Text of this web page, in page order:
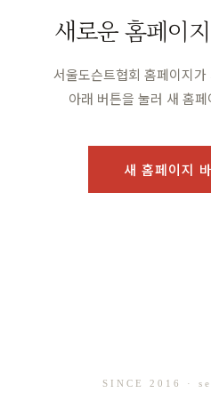
새로운 홈페이
서울도슨트협회 홈페이지
아래 버튼을 눌러 새 홈
새 홈페이지
SINCE 2016 ·